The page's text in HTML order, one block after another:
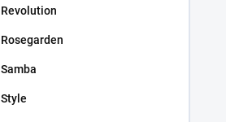
Revolution
Rosegarden
Samba
Style